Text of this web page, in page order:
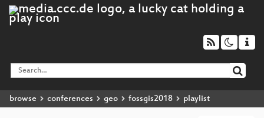
browse conferences geo fossgis2018 playlist